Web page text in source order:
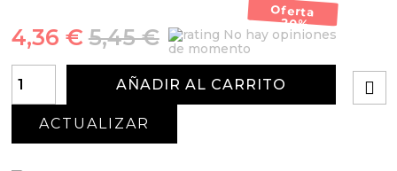
Oferta
-20%
5,45 €
4,36 €
No hay opiniones
de momento
AÑADIR AL CARRITO